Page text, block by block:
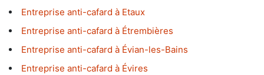
Entreprise anti-cafard à Etaux
Entreprise anti-cafard à Étrembières
Entreprise anti-cafard à Évian-les-Bains
Entreprise anti-cafard à Évires